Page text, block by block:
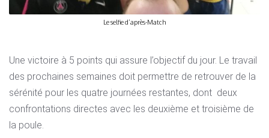
Le selfie d’après-Match
Une victoire à 5 points qui assure l’objectif du jour. Le travail
des prochaines semaines doit permettre de retrouver de la
sérénité pour les quatre journées restantes, dont deux
confrontations directes avec les deuxième et troisième de
la poule.